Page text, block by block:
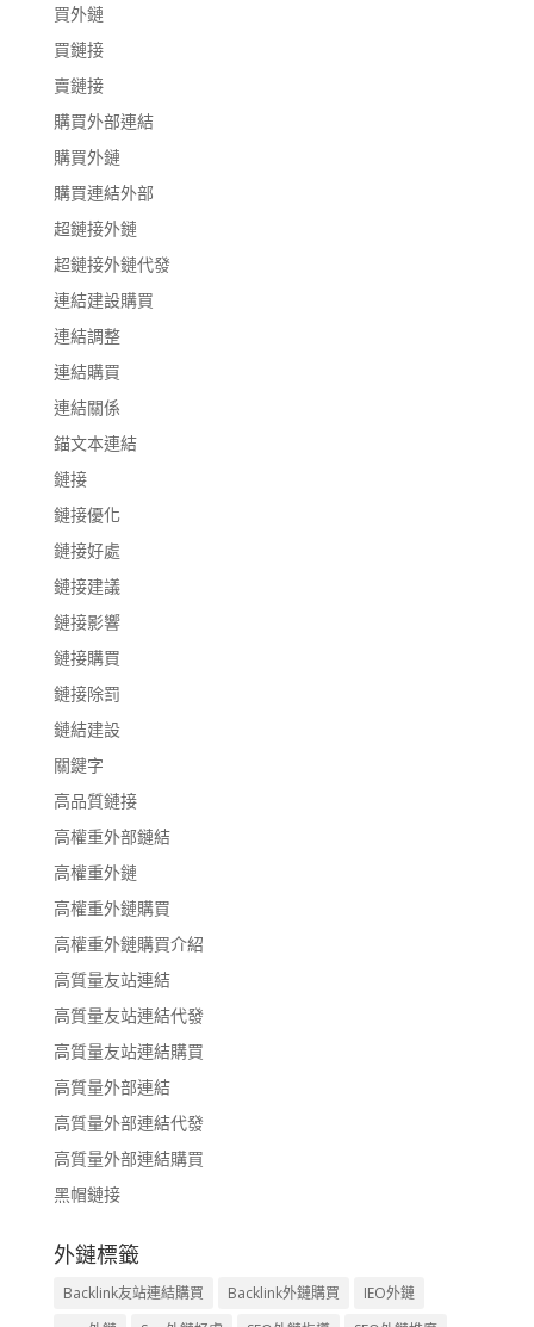
買外鏈
買鏈接
賣鏈接
購買外部連結
購買外鏈
購買連結外部
超鏈接外鏈
超鏈接外鏈代發
連結建設購買
連結調整
連結購買
連結關係
錨文本連結
鏈接
鏈接優化
鏈接好處
鏈接建議
鏈接影響
鏈接購買
鏈接除罰
鏈結建設
關鍵字
高品質鏈接
高權重外部鏈結
高權重外鏈
高權重外鏈購買
高權重外鏈購買介紹
高質量友站連結
高質量友站連結代發
高質量友站連結購買
高質量外部連結
高質量外部連結代發
高質量外部連結購買
黑帽鏈接
外鏈標籤
Backlink友站連結購買 Backlink外鏈購買
IEO外鏈